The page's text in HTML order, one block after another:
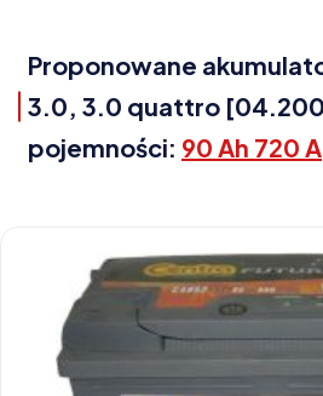
Proponowane
3.0, 3.0 quattro
pojemności: 90 Ah 720 A